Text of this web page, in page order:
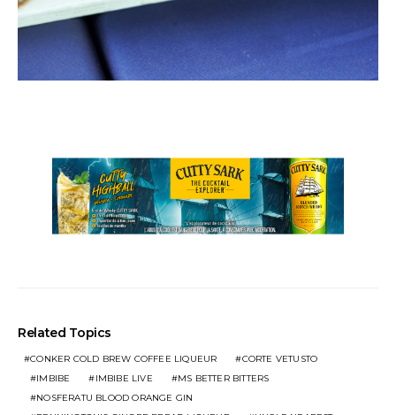
Related Topics
CONKER COLD BREW COFFEE LIQUEUR
CORTE VETUSTO
IMBIBE
IMBIBE LIVE
MS BETTER BITTERS
NOSFERATU BLOOD ORANGE GIN